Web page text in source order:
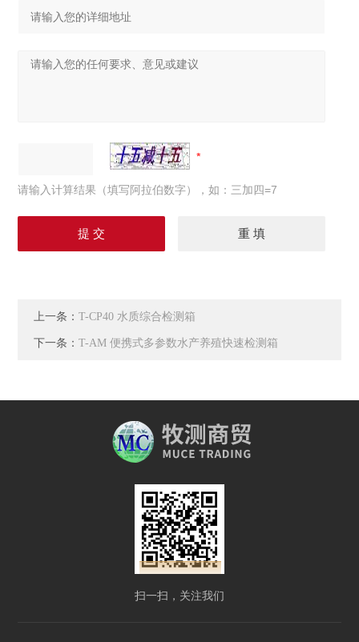
请输入计算结果（填写阿拉伯数字），如：三加四=7
上一条：T-CP40 水质综合检测箱
下一条：T-AM 便携式多参数水产养殖快速检测箱
扫一扫，关注我们